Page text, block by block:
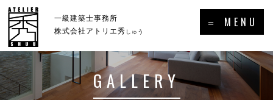
＝ MENU
一級建築士事務所
株式会社アトリエ秀 しゅう ×
ホーム 新着情報・トピックス
GALLERY